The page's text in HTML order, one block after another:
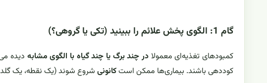
گام 1: الگوی پخش علائم را ببینید (تکی یا گروهی؟)
کمبودهای تغذیه‌ای معمولا در چند برگ یا چند گیاه با الگوی مشابه دیده
کوددهی باشند. بیماری‌ها ممکن استکانونیشروع شوند (یک نقطه، یک